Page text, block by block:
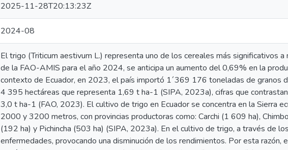
2025-11-28T20:13:23Z
2024-08
El trigo (Triticum aestivum L.) representa uno de los cereales más significativos
de la FAO-AMIS para el año 2024, se anticipa un aumento del 0,69% en la
contexto de Ecuador, en 2023, el país importó 1´369 176 toneladas de granos
4 395 hectáreas que representa 1,69 t ha-1 (SIPA, 2023a), cifras que
3,0 t ha-1 (FAO, 2023). El cultivo de trigo en Ecuador se concentra en la Sierra
2000 y 3200 metros, con provincias productoras como: Carchi (1 609 ha),
(192 ha) y Pichincha (503 ha) (SIPA, 2023a). En el cultivo de trigo, a través de
enfermedades, provocando una disminución de los rendimientos. Por esta razón,